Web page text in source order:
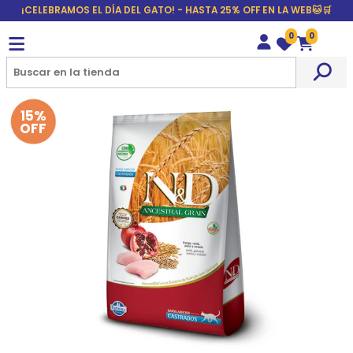
¡CELEBRAMOS EL DÍA DEL GATO! - HASTA 25% OFF EN LA WEB🐱🛒
Wishlist
0
Carrito
0
15%
OFF